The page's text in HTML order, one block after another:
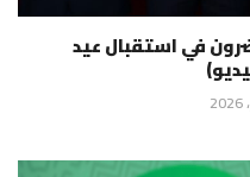
في استقبال عيد